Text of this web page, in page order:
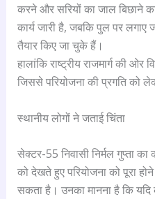
करने और सरियों का जाल बिछाने
कार्य जारी है, जबकि पुल पर
तैयार किए जा चुके हैं।
हालांकि राष्ट्रीय राजमार्ग की ओर
जिससे परियोजना की प्रगति को
स्थानीय लोगों ने जताई चिंता
सेक्टर-55 निवासी निर्मल गुप्ता का
को देखते हुए परियोजना को पूरा
सकता है। उनका मानना है कि यदि